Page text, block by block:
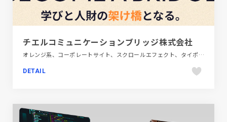
チエルコミュニケーションブリッジ株式会社
オレンジ系、コーポレートサイト、スクロールエフェクト、タイポグラフィー、ナチュラル、ベージュ・ゴールド系、教育・学校
DETAIL